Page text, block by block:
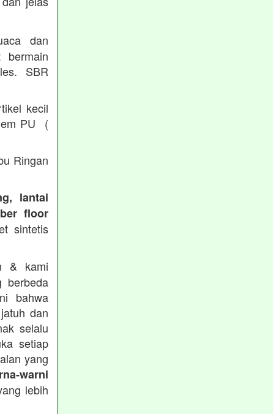
dan
SBR
kecil
PU (
Ringan
lantai
floor
sintetis
& kami
berbeda
bahwa
dan
selalu
setiap
yang
warni
lebih